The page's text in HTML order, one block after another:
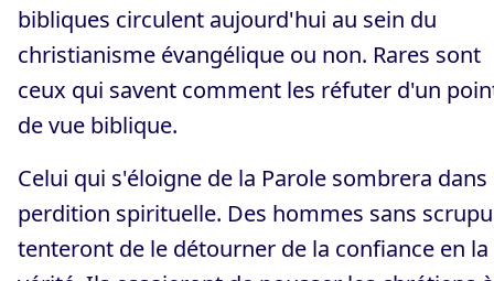
bibliques circulent aujourd'hui au sein du
christianisme évangélique ou non. Rares sont
ceux qui savent comment les réfuter d'un
de vue biblique.
Celui qui s'éloigne de la Parole sombrera dans
perdition spirituelle. Des hommes sans
tenteront de le détourner de la confiance en la